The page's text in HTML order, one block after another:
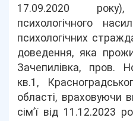
17.09.2020
психологічного
психологічних
доведення, яка
Зачепилівка, пров.
кв.1,
області, враховуючи
сім’ї від